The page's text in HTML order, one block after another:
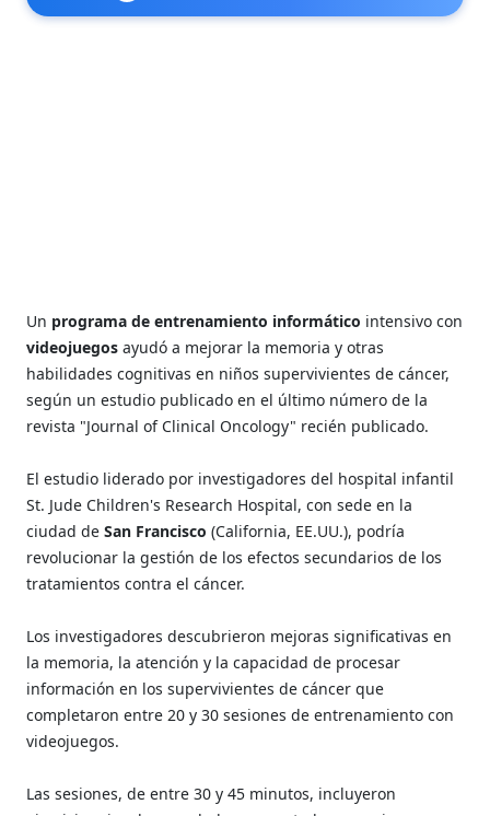
Un programa de entrenamiento informático intensivo con
videojuegosayudó a mejorar la memoria y otras
habilidades cognitivas en niños supervivientes de cáncer,
según un estudio publicado en el último número de la
revista "Journal of Clinical Oncology" recién publicado.
El estudio liderado por investigadores del hospital infantil
St. Jude Children's Research Hospital, con sede en la
ciudad de San Francisco (California, EE.UU.), podría
revolucionar la gestión de los efectos secundarios de los
tratamientos contra el cáncer.
Los investigadores descubrieron mejoras significativas en
la memoria, la atención y la capacidad de procesar
información en los supervivientes de cáncer que
completaron entre 20 y 30 sesiones de entrenamiento con
videojuegos.
Las sesiones, de entre 30 y 45 minutos, incluyeron